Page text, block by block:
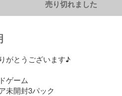
売り切れました
がとうございます♪
ゲーム
未開封3パック